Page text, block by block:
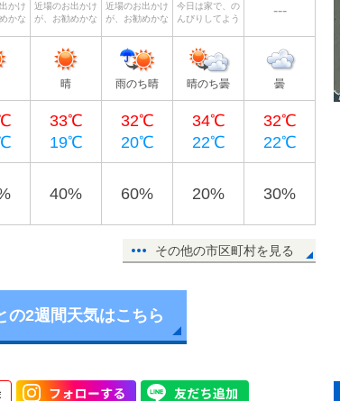
かけ
かな
近場のお出かけ
が、お勧めかな
近場のお出かけ
が、お勧めかな
今日は家で、の
んびりしてよう
---
晴 雨のち晴 晴のち曇 曇
33℃
19℃
32℃
20℃
34℃
22℃
32℃
22℃
40% 60% 20% 30%
その他の市区町村を見る
の2週間天気はこちら